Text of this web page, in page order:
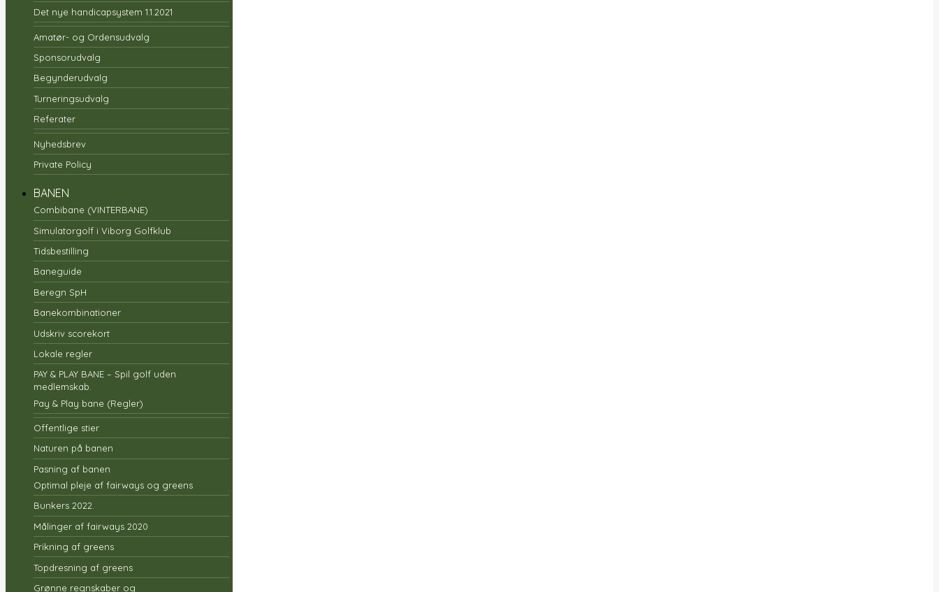
Det nye handicapsystem 1.1.2021
Amatør- og Ordensudvalg
Sponsorudvalg
Begynderudvalg
Turneringsudvalg
Referater
Nyhedsbrev
Private Policy
BANEN
Combibane (VINTERBANE)
Simulatorgolf i Viborg Golfklub
Tidsbestilling
Baneguide
Beregn SpH
Banekombinationer
Udskriv scorekort
Lokale regler
PAY & PLAY BANE – Spil golf uden
medlemskab.
Pay & Play bane (Regler)
Offentlige stier
Naturen på banen
Pasning af banen
Optimal pleje af fairways og greens
Bunkers 2022.
Målinger af fairways 2020
Prikning af greens
Topdresning af greens
Grønne regnskaber og